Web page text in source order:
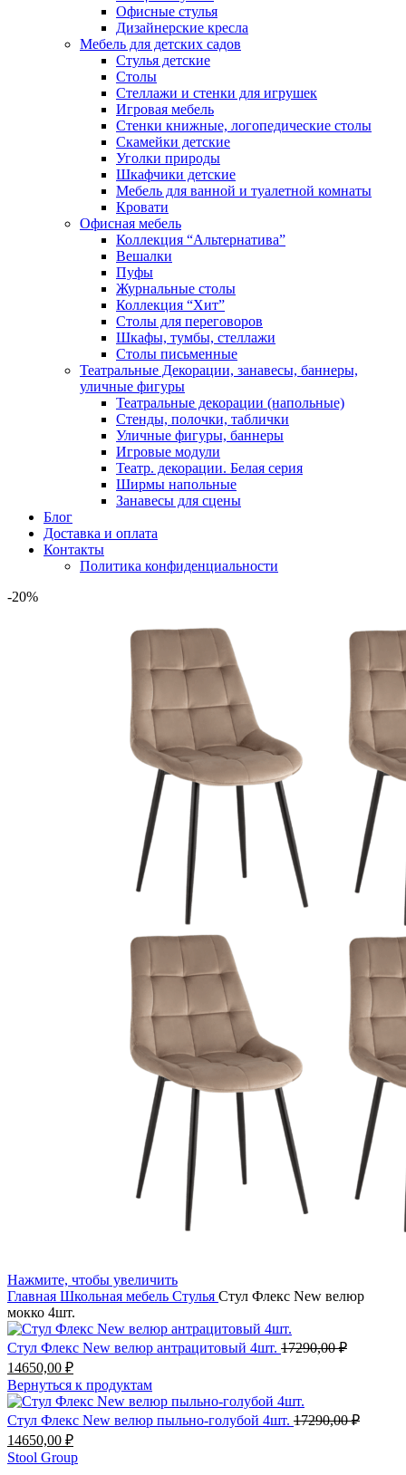
Офисные стулья
Дизайнерские кресла
Мебель для детских садов
Стулья детские
Столы
Стеллажи и стенки для игрушек
Игровая мебель
Стенки книжные, логопедические столы
Скамейки детские
Уголки природы
Шкафчики детские
Мебель для ванной и туалетной комнаты
Кровати
Офисная мебель
Коллекция “Альтернатива”
Вешалки
Пуфы
Журнальные столы
Коллекция “Хит”
Столы для переговоров
Шкафы, тумбы, стеллажи
Столы письменные
Театральные Декорации, занавесы, баннеры,
уличные фигуры
Театральные декорации (напольные)
Стенды, полочки, таблички
Уличные фигуры, баннеры
Игровые модули
Театр. декорации. Белая серия
Ширмы напольные
Занавесы для сцены
Блог
Доставка и оплата
Контакты
Политика конфиденциальности
-20%
Нажмите, чтобы увеличить
Главная Школьная мебель Стулья Стул Флекс New велюр
мокко 4шт.
Стул Флекс New велюр антрацитовый 4шт. 17290,00₽
14650,00 ₽
Вернуться к продуктам
Стул Флекс New велюр пыльно-голубой 4шт. 17290,00₽
14650,00 ₽
Stool Group